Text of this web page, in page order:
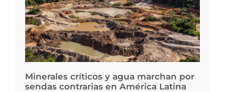
Minerales críticos y agua marchan por
sendas contrarias en América Latina